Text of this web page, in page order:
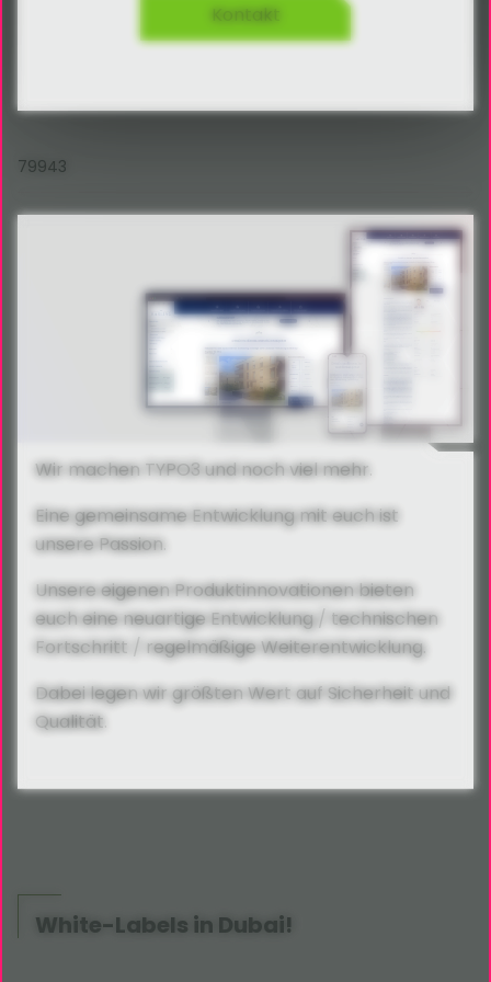
79943
Wir machen TYPO3 und noch viel mehr.
Eine gemeinsame Entwicklung mit euch ist
unsere Passion.
Unsere eigenen Produktinnovationen bieten
euch eine neuartige Entwicklung / technischen
Fortschritt / regelmäßige Weiterentwicklung.
Dabei legen wir größten Wert auf Sicherheit und
Qualität.
White-Labels in Dubai!
Kontakt